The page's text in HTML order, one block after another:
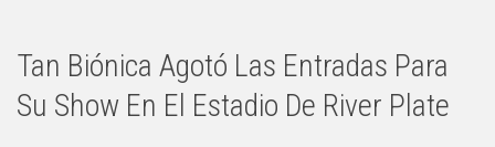
Tan Biónica Agotó Las Entradas Para
Su Show En El Estadio De River Plate